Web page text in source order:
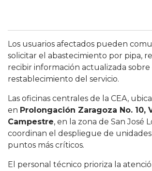
Los usuarios afectados pueden
solicitar el abastecimiento por pipa,
recibir información actualizada sobre
restablecimiento del servicio.
Las oficinas centrales de la CEA,
en Prolongación Zaragoza No. 10,
Campestre, en la zona de San José
coordinan el despliegue de unidades
puntos más críticos.
El personal técnico prioriza la